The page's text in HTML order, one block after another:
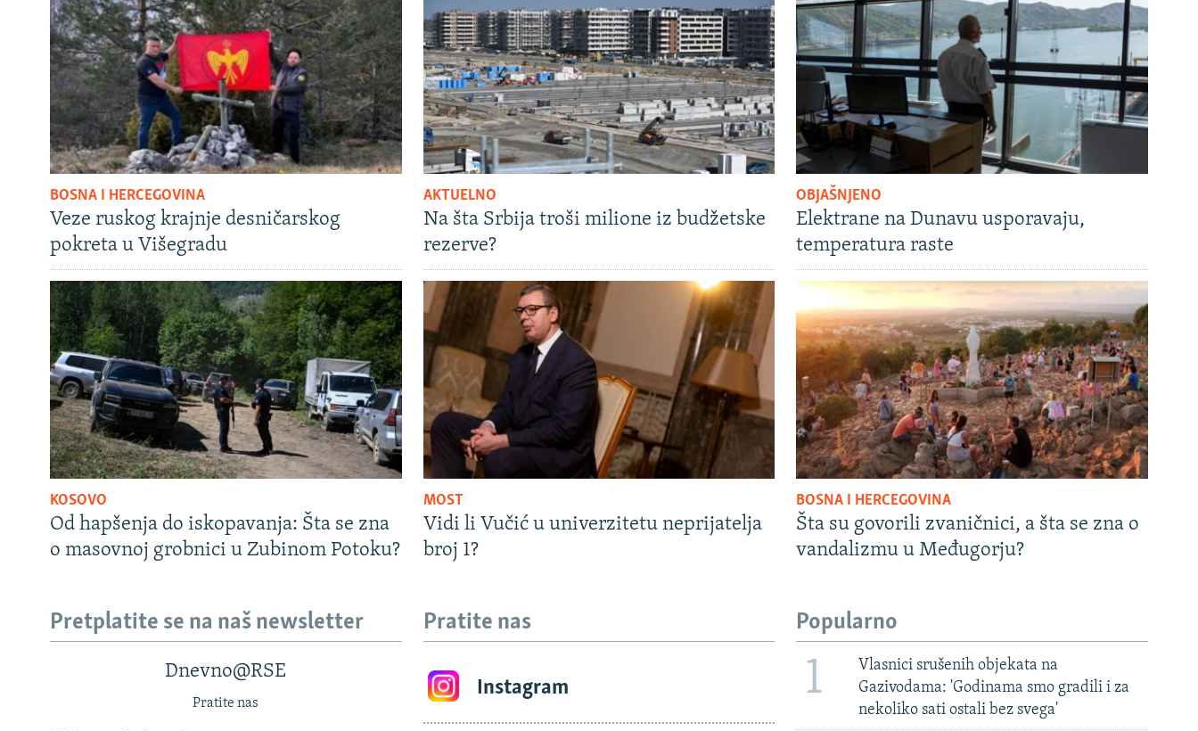
BOSNA I HERCEGOVINA
Veze ruskog krajnje desničarskog
pokreta u Višegradu
AKTUELNO
Na šta Srbija troši milione iz budžetske
rezerve?
OBJAŠNJENO
Elektrane na Dunavu usporavaju,
temperatura raste
KOSOVO
Od hapšenja do iskopavanja: Šta se zna
o masovnoj grobnici u Zubinom Potoku?
MOST
Vidi li Vučić u univerzitetu neprijatelja
broj 1?
BOSNA I HERCEGOVINA
Šta su govorili zvaničnici, a šta se zna o
vandalizmu u Međugorju?
Pretplatite se na naš newsletter
Dnevno@RSE
Pratite nas
Pratite nas
Instagram
Popularno
1
Vlasnici srušenih objekata na
Gazivodama: 'Godinama smo gradili i za
nekoliko sati ostali bez svega'